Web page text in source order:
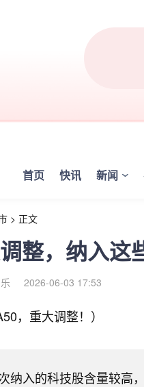
首页 快讯 新闻
> 正文
整，纳入这
2026-06-03 17:53
，重大调整！）
纳入的科技股含量较高